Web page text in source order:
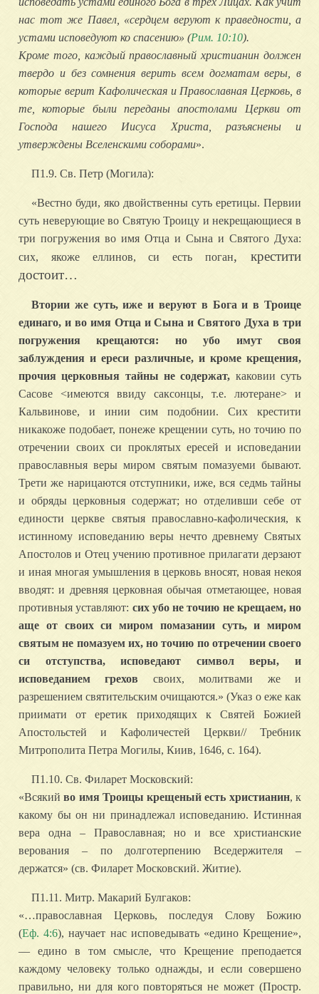
нас тот же Павел, «сердцем веруют к праведности, а
устами исповедуют ко спасению» (Рим. 10:10).
Кроме того, каждый православный христианин должен
твердо и без сомнения верить всем догматам веры, в
которые верит Кафолическая и Православная Церковь, в
те, которые были переданы апостолами Церкви от
Господа нашего Иисуса Христа, разъяснены и
утверждены Вселенскими соборами».
П1.9. Св. Петр (Могила):
«Вестно буди, яко двойственны суть еретицы. Первии
суть неверующие во Святую Троицу и некрещающиеся в
три погружения во имя Отца и Сына и Святого Духа:
сих, якоже еллинов, си есть поган, крестити
достоит…
Втории же суть, иже и веруют в Бога и в Троице
единаго, и во имя Отца и Сына и Святого Духа в три
погружения крещаются: но убо имут своя
заблуждения и ереси различные, и кроме крещения,
прочия церковныя тайны не содержат, каковии суть
Сасове <имеются ввиду саксонцы, т.е. лютеране> и
Кальвинове, и инии сим подобнии. Сих крестити
никакоже подобает, понеже крещении суть, но точию по
отречении своих си проклятых ересей и исповедании
православныя веры миром святым помазуеми бывают.
Трети же нарицаются отступники, иже, вся седмь тайны
и обряды церковныя содержат; но отделивши себе от
единости церкве святыя православно-кафолическия, к
истинному исповеданию веры нечто древнему Святых
Апостолов и Отец учению противное прилагати дерзают
и иная многая умышления в церковь вносят, новая некоя
вводят: и древняя церковная обычая отметающее, новая
противныя уставляют: сих убо не точию не крещаем, но
аще от своих си миром помазании суть, и миром
святым не помазуем их, но точию по отречении своего
си отступства, исповедают символ веры, и
исповеданием грехов своих, молитвами же и
разрешением святительским очищаются.» (Указ о еже как
приимати от еретик приходящих к Святей Божией
Апостольстей и Кафоличестей Церкви// Требник
Митрополита Петра Могилы, Киив, 1646, с. 164).
П1.10. Св. Филарет Московский:
«Всякийво имя Троицы крещеный есть христианин, к
какому бы он ни принадлежал исповеданию. Истинная
вера одна – Православная; но и все христианские
верования – по долготерпению Вседержителя –
держатся» (св. Филарет Московский. Житие).
П1.11. Митр. Макарий Булгаков:
«…православная Церковь, последуя Слову Божию
(Еф. 4:6), научает нас исповедывать «едино Крещение»,
— едино в том смысле, что Крещение преподается
каждому человеку только однажды, и если совершено
правильно, ни для кого повторяться не может (Простр.